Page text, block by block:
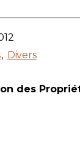
Divers
des